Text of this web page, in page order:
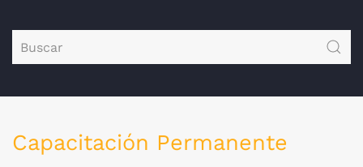
Capacitación Permanente